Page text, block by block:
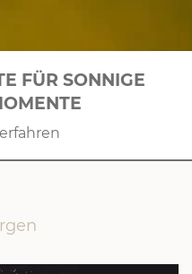
FÜR SONNIGE